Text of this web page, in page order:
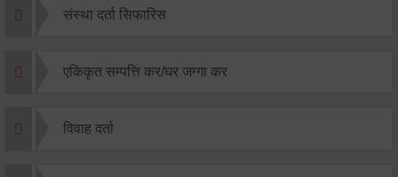
संस्था दर्ता सिफारिस
एकिकृत सम्पत्ति कर/घर जग्गा कर
विवाह दर्ता